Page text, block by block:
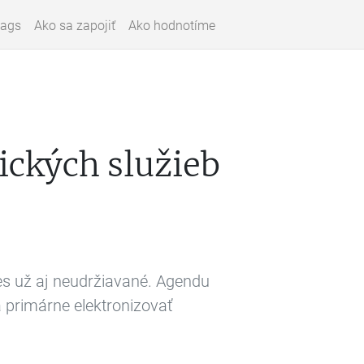
Ako sa zapojiť Ako hodnotíme
služieb
už aj neudržiavané. Agendu
primárne elektronizovať